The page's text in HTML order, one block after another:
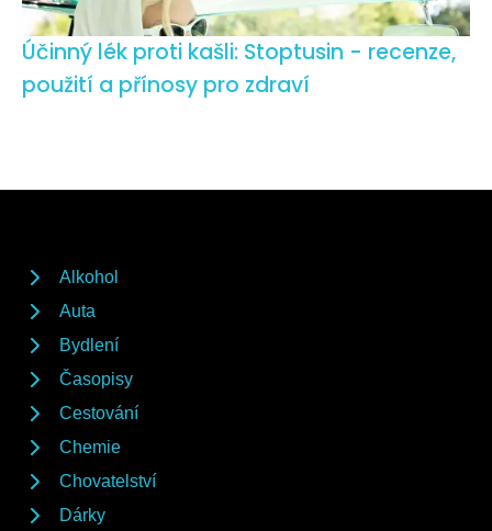
Účinný lék proti kašli: Stoptusin - recenze,
použití a přínosy pro zdraví
Alkohol
Auta
Bydlení
Časopisy
Cestování
Chemie
Chovatelství
Dárky